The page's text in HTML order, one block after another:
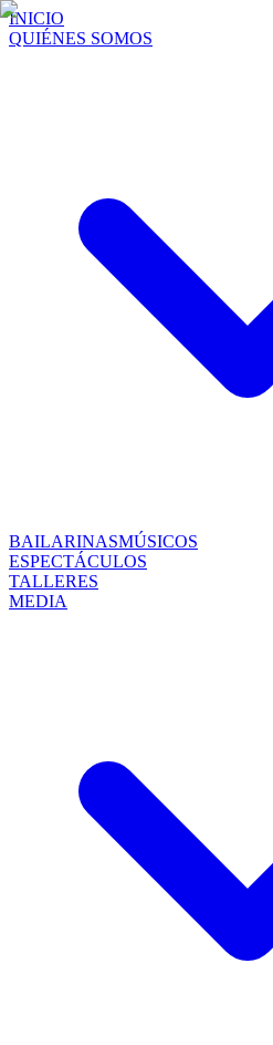
INICIO
QUIÉNES SOMOS
BAILARINASMÚSICOS
ESPECTÁCULOS
TALLERES
MEDIA